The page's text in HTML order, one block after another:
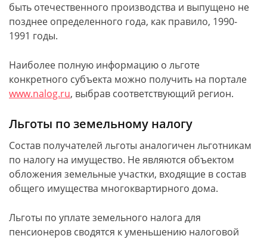
быть отечественного производства и выпущено не
позднее определенного года, как правило, 1990-
1991 годы.
Наиболее полную информацию о льготе
конкретного субъекта можно получить на портале
www.nalog.ru, выбрав соответствующий регион.
Льготы по земельному налогу
Состав получателей льготы аналогичен льготникам
по налогу на имущество. Не являются объектом
обложения земельные участки, входящие в состав
общего имущества многоквартирного дома.
Льготы по уплате земельного налога для
пенсионеров сводятся к уменьшению налоговой